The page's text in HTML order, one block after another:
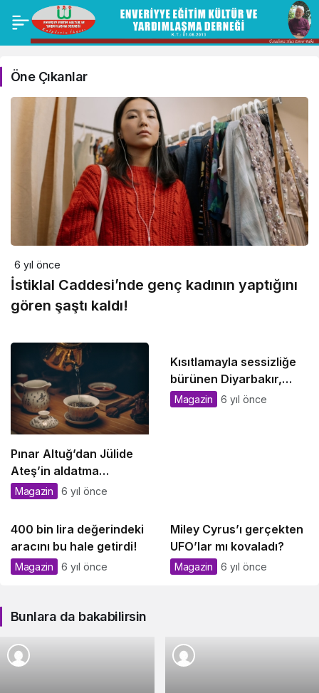
Öne Çıkanlar
6 yıl önce
İstiklal Caddesi’nde genç kadının yaptığını
gören şaştı kaldı!
Pınar Altuğ’dan Jülide
Ateş’in aldatma
sorusuna sert yanıt:
Magazin 6 yıl önce
Kısıtlamayla sessizliğe
bürünen Diyarbakır,
havadan görüntülendi
Magazin 6 yıl önce
400 bin lira değerindeki
aracını bu hale getirdi!
Magazin 6 yıl önce
Miley Cyrus’ı gerçekten
UFO’lar mı kovaladı?
Magazin 6 yıl önce
Bunlara da bakabilirsin